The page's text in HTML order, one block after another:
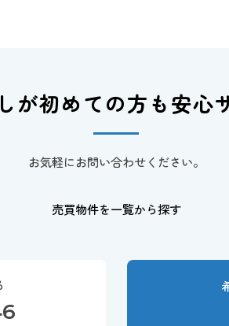
が初めての方も安心
お気軽にお問い合わせください。
売買物件を一覧から探す